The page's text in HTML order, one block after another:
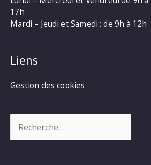
17h
Mardi – Jeudi et Samedi : de 9h à 12h
Liens
Gestion des cookies